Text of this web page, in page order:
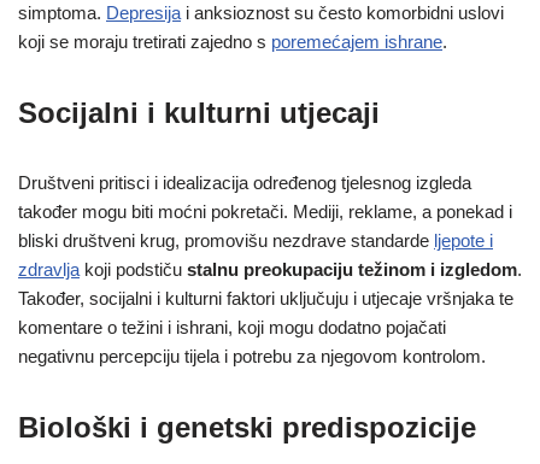
simptoma. Depresija i anksioznost su često komorbidni uslovi
koji se moraju tretirati zajedno s poremećajem ishrane.
Socijalni i kulturni utjecaji
Društveni pritisci i idealizacija određenog tjelesnog izgleda
također mogu biti moćni pokretači. Mediji, reklame, a ponekad i
bliski društveni krug, promovišu nezdrave standarde ljepote i
zdravlja koji podstiču stalnu preokupaciju težinom i izgledom.
Također, socijalni i kulturni faktori uključuju i utjecaje vršnjaka te
komentare o težini i ishrani, koji mogu dodatno pojačati
negativnu percepciju tijela i potrebu za njegovom kontrolom.
Biološki i genetski predispozicije